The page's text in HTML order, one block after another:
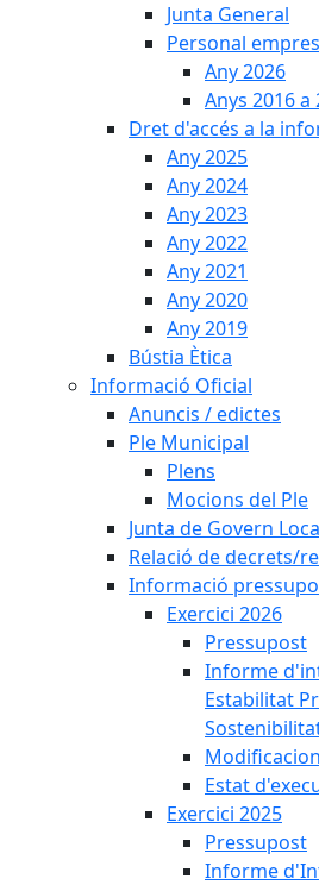
Junta General
Personal
Any 2026
Anys 2016 a
Dret d'accés a la
Any 2025
Any 2024
Any 2023
Any 2022
Any 2021
Any 2020
Any 2019
Bústia Ètica
Informació Oficial
Anuncis / edictes
Ple Municipal
Plens
Mocions del Ple
Junta de Govern
Relació de decrets/
Informació
Exercici 2026
Pressupost
Informe
Estabilitat
Estat
Exercici 2025
Pressupost
Informe